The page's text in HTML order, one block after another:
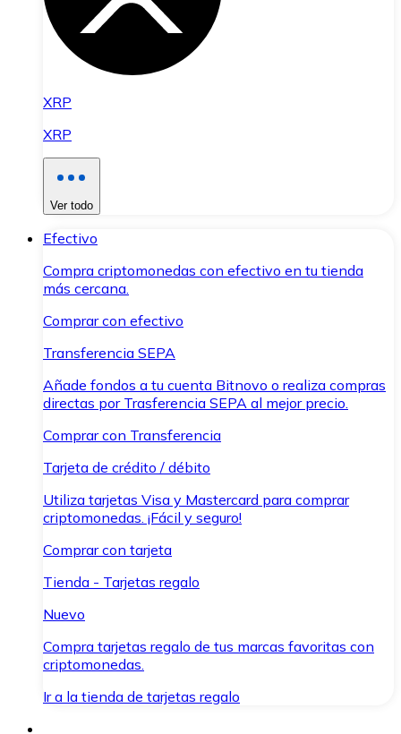
XRP
XRP
Ver todo
Efectivo
Compra criptomonedas con efectivo en tu tienda
más cercana.
Comprar con efectivo
Transferencia SEPA
Añade fondos a tu cuenta Bitnovo o realiza compras
directas por Trasferencia SEPA al mejor precio.
Comprar con Transferencia
Tarjeta de crédito / débito
Utiliza tarjetas Visa y Mastercard para comprar
criptomonedas. ¡Fácil y seguro!
Comprar con tarjeta
Tienda - Tarjetas regalo
Nuevo
Compra tarjetas regalo de tus marcas favoritas con
criptomonedas.
Ir a la tienda de tarjetas regalo